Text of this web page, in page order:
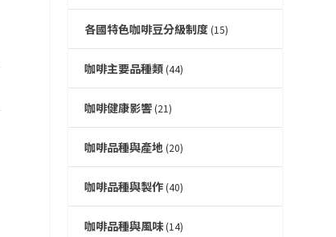
各國特色咖啡豆分級制度(15)
咖啡主要品種類(44)
咖啡健康影響(21)
咖啡品種與產地(20)
咖啡品種與製作(40)
咖啡品種與風味(14)